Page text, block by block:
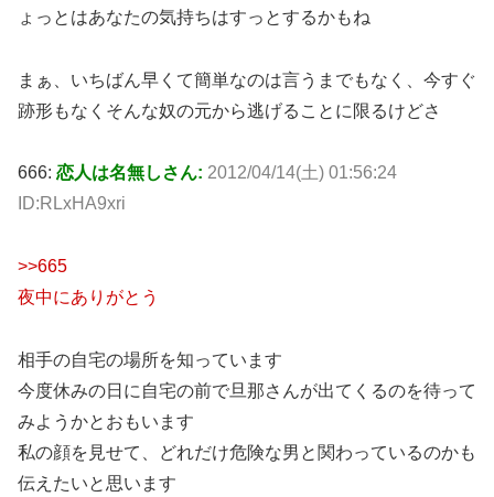
ょっとはあなたの気持ちはすっとするかもね
まぁ、いちばん早くて簡単なのは言うまでもなく、今すぐ
跡形もなくそんな奴の元から逃げることに限るけどさ
666: 恋人は名無しさん: 2012/04/14(土) 01:56:24
ID:RLxHA9xri
>>665
夜中にありがとう
相手の自宅の場所を知っています
今度休みの日に自宅の前で旦那さんが出てくるのを待って
みようかとおもいます
私の顔を見せて、どれだけ危険な男と関わっているのかも
伝えたいと思います